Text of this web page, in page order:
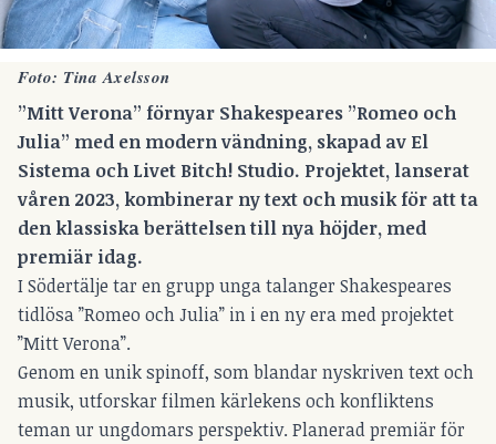
Foto: Tina Axelsson
”Mitt Verona” förnyar Shakespeares ”Romeo och
Julia” med en modern vändning, skapad av El
Sistema och Livet Bitch! Studio. Projektet, lanserat
våren 2023, kombinerar ny text och musik för att ta
den klassiska berättelsen till nya höjder, med
premiär idag.
I Södertälje tar en grupp unga talanger Shakespeares
tidlösa ”Romeo och Julia” in i en ny era med projektet
”Mitt Verona”.
Genom en unik spinoff, som blandar nyskriven text och
musik, utforskar filmen kärlekens och konfliktens
teman ur ungdomars perspektiv. Planerad premiär för